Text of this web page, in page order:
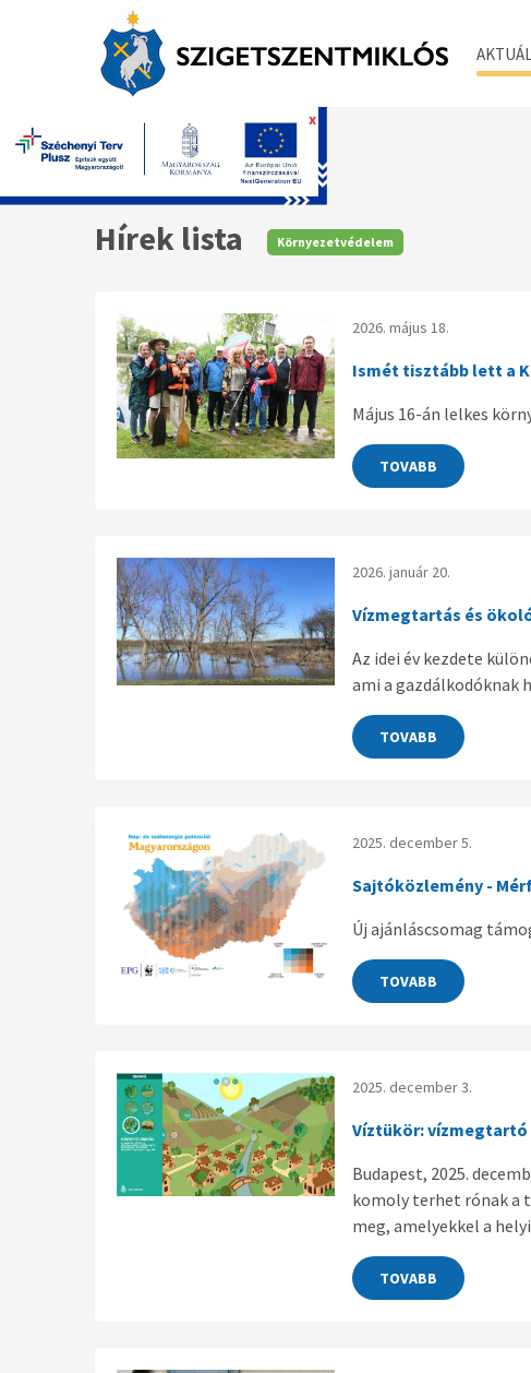
x
Főoldal
Hírek lista Környezetvédelem
2026. május 18.
Ismét tisztább lett a
Május 16-án lelkes
TOVABB
2026. január 20.
Vízmegtartás és
Az idei év kezdete
ami a
TOVABB
2025. december 5.
Sajtóközlemény -
Új ajánláscsomag
TOVABB
2025. december 3.
Víztükör: vízmegtartó
Budapest, 2025.
komoly terhet rónak a
meg, amelyekkel a
TOVABB